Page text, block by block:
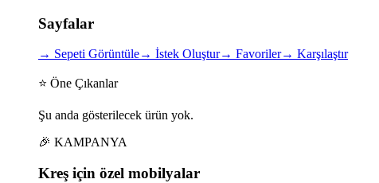
Sayfalar
→ Sepeti Görüntüle→ İstek Oluştur→ Favoriler→ Karşılaştır
⭐ Öne Çıkanlar
Şu anda gösterilecek ürün yok.
🎉 KAMPANYA
Kreş için özel mobilyalar